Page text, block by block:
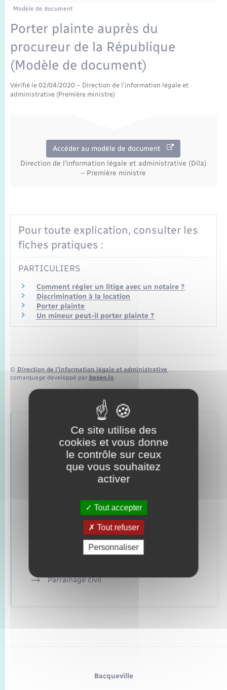
Etat-civil - Papiers - Citoyenneté
Mariage – PACS
Parrainage civil
Recensement
Logement - Urbanisme
Loisirs
Numérique
Organisation d’événement
Seniors
Transports
Transports scolaires
Voirie et espace public
Travaux - Autorisation d’occupation de l’espace
Compétences
Plan interactif
Présentation de la commune
Modèle de document
Porter plainte auprès du
procureur de la République
(Modèle de document)
Vérifié le 02/04/2020 – Direction de l'information légale et
administrative (Première ministre)
Accéder au modèle de document
Direction de l'information légale et administrative (Dila)
– Première ministre
Pour toute explication, consulter les
fiches pratiques :
PARTICULIERS
Comment régler un litige avec un notaire ?
Discrimination à la location
Porter plainte
Un mineur peut-il porter plainte ?
© Direction de l’information légale et administrative
comarquage developpé par baseo.io
Retrouvez aussi
Concessions funéraires
Elections et citoyenneté
Mariage – PACS
Parrainage civil
Bacqueville
Ce site utilise des
cookies et vous donne
le contrôle sur ceux
que vous souhaitez
activer
Tout accepter
Tout refuser
Personnaliser